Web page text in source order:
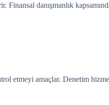
danışmanlık
etmeyi amaçlar. Denetim